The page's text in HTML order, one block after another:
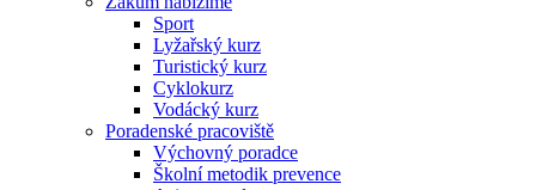
Sport
Lyžařský kurz
Turistický kurz
Cyklokurz
Vodácký kurz
Poradenské pracoviště
Výchovný poradce
Školní metodik prevence